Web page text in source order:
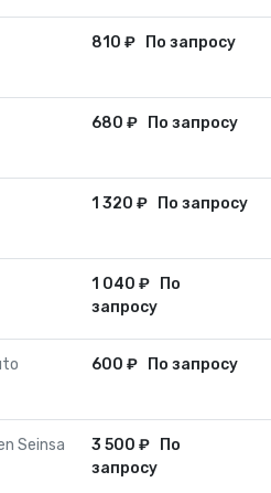
810 ₽ По запросу
680 ₽ По запросу
1 320 ₽ По запросу
1 040 ₽
По
запросу
600 ₽ По запросу
Seinsa 3 500 ₽
По
запросу